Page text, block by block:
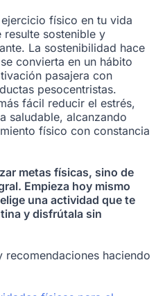
físico en tu vida
resulte sostenible y
La sostenibilidad hace
convierta en un hábito
pasajera con
pesocentristas.
fácil reducir el estrés,
saludable, alcanzando
físico con constancia
metas físicas, sino de
Empieza hoy mismo
una actividad que te
y disfrútala sin
recomendaciones haciendo